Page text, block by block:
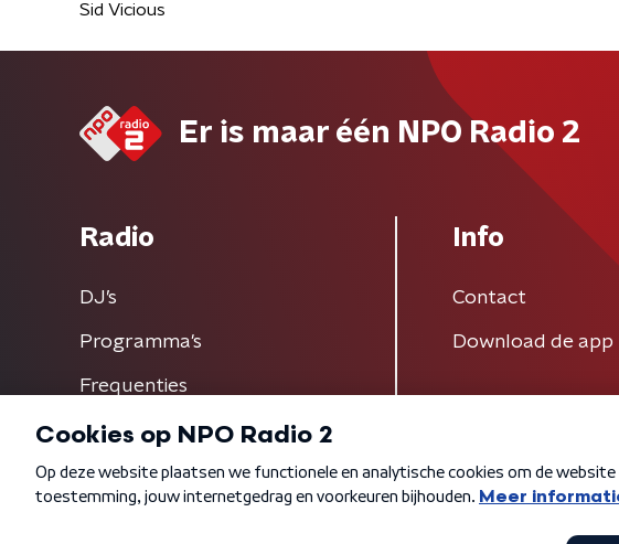
Sid Vicious
Er is maar één NPO Radio 2
Radio
DJ’s
Programma's
Frequenties
Info
Contact
Download de app
Algemene voorwaarden Privacybeleid